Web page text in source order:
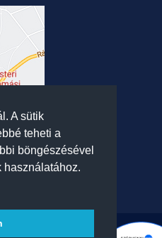
A sütik
teheti a
böngészésével
használatához.